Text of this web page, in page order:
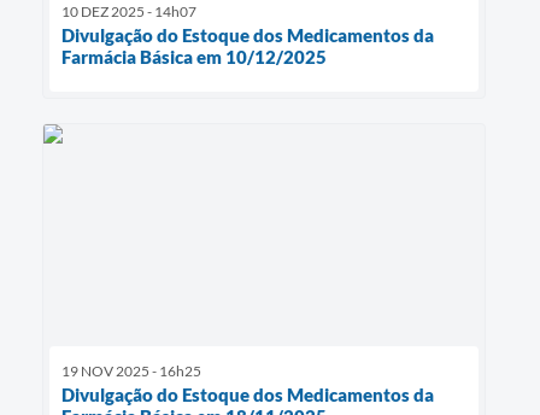
10 DEZ 2025 - 14h07
Divulgação do Estoque dos Medicamentos da
Farmácia Básica em 10/12/2025
19 NOV 2025 - 16h25
Divulgação do Estoque dos Medicamentos da